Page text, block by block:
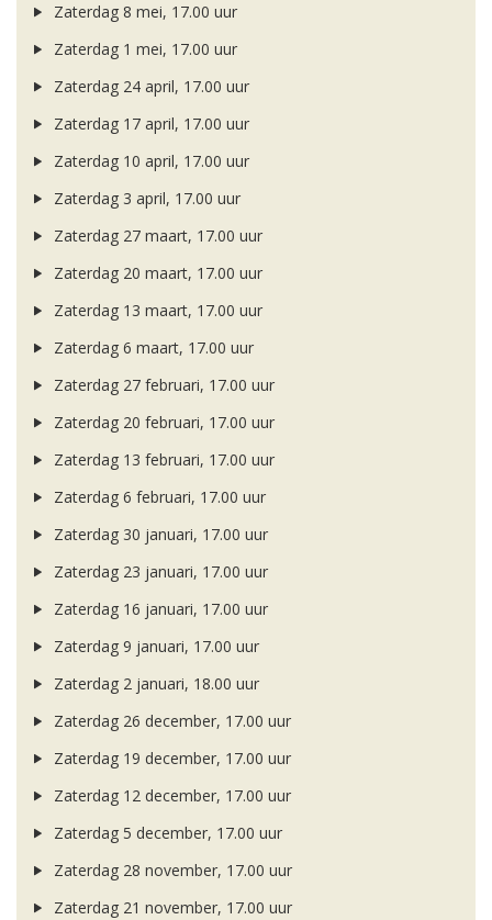
Zaterdag 8 mei, 17.00 uur
Zaterdag 1 mei, 17.00 uur
Zaterdag 24 april, 17.00 uur
Zaterdag 17 april, 17.00 uur
Zaterdag 10 april, 17.00 uur
Zaterdag 3 april, 17.00 uur
Zaterdag 27 maart, 17.00 uur
Zaterdag 20 maart, 17.00 uur
Zaterdag 13 maart, 17.00 uur
Zaterdag 6 maart, 17.00 uur
Zaterdag 27 februari, 17.00 uur
Zaterdag 20 februari, 17.00 uur
Zaterdag 13 februari, 17.00 uur
Zaterdag 6 februari, 17.00 uur
Zaterdag 30 januari, 17.00 uur
Zaterdag 23 januari, 17.00 uur
Zaterdag 16 januari, 17.00 uur
Zaterdag 9 januari, 17.00 uur
Zaterdag 2 januari, 18.00 uur
Zaterdag 26 december, 17.00 uur
Zaterdag 19 december, 17.00 uur
Zaterdag 12 december, 17.00 uur
Zaterdag 5 december, 17.00 uur
Zaterdag 28 november, 17.00 uur
Zaterdag 21 november, 17.00 uur